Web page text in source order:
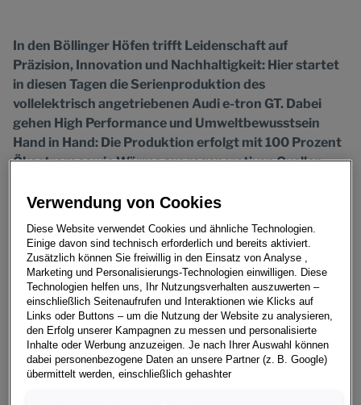
In den Böllinger Höfen trifft Leidenschaft auf
Präzision, Innovation und Nachhaltigkeit: Hier startet
in diesen Tagen die Serienproduktion des
vollelektrisch angetriebenen Audi e-tron GT. Dabei
gehen High Performance und Umweltbewusstsein
Hand in Hand: Die Produktion erfolgt mit 100 Prozent
Ökostrom sowie Wärme aus regenerativen Quellen
Fahrzeugfertigung vermeidet zudem Papier und
Verpackung, nutzt geschlossene Aluminium- und
Kunststoffkreisläufe und wurde erstmals für ein neues
Audi-Modell ganz ohne physische Prototypen geplant.
Mit dem Audi e-tron GT geht am Standort Neckarsulm
das stärkste Elektrofahrzeug der Marke in Serie. Die
Fertigung in den Audi Böllinger Höfen ist dabei ebenso
einzigartig wie das Auto selbst: Kein Fahrzeug wurde bei
den Vier Ringen bislang so schnell zur Serienreife
Verwendung von Cookies
Diese Website verwendet Cookies und ähnliche Technologien.
Einige davon sind technisch erforderlich und bereits aktiviert.
Zusätzlich können Sie freiwillig in den Einsatz von Analyse ,
Marketing und Personalisierungs-Technologien einwilligen. Diese
Technologien helfen uns, Ihr Nutzungsverhalten auszuwerten –
einschließlich Seitenaufrufen und Interaktionen wie Klicks auf
Links oder Buttons – um die Nutzung der Website zu analysieren,
den Erfolg unserer Kampagnen zu messen und personalisierte
Inhalte oder Werbung anzuzeigen. Je nach Ihrer Auswahl können
dabei personenbezogene Daten an unsere Partner (z. B. Google)
übermittelt werden, einschließlich gehashter